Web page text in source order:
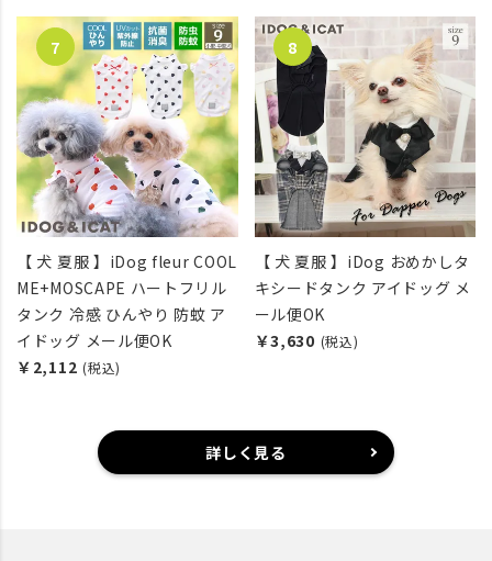
【 犬 夏服 】iDog fleur COOL
ME+MOSCAPE ハートフリル
タンク 冷感 ひんやり 防蚊 ア
イドッグ メール便OK
￥2,112 (税込)
【 犬 夏服 】iDog おめかしタ
キシードタンク アイドッグ メ
ール便OK
￥3,630 (税込)
詳しく見る